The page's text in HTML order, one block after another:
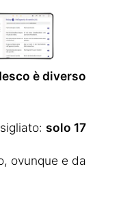
è diverso
solo 17
ovunque e da